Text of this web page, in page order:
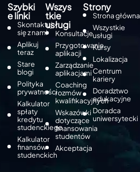
Szybki
e linki
Skontaktuj
się z nami
Aplikuj
teraz
Stare
blogi
Polityka
prywatności
Kalkulator
spłaty
kredytu
studenckiego
Kalkulator
finansów
studenckich
Wszys
tkie
usługi
Konsultacje
Przygotowanie
aplikacji
Zarządzanie
aplikacjami
Coaching
rozmów
kwalifikacyjnych
Wskazówki
dotyczące
finansowania
studentów
Akceptacja
Strony
Strona główna
Wszystkie
usługi
Kursy
Lokalizacja
Centrum
kariery
Doradztwo
edukacyjne
Doradca
uniwersytecki